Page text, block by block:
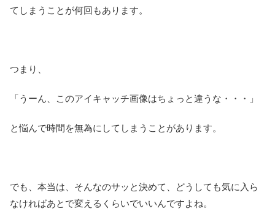
てしまうことが何回もあります。
つまり、
「うーん、このアイキャッチ画像はちょっと違うな・・・」
と悩んで時間を無為にしてしまうことがあります。
でも、本当は、そんなのサッと決めて、どうしても気に入ら
なければあとで変えるくらいでいいんですよね。